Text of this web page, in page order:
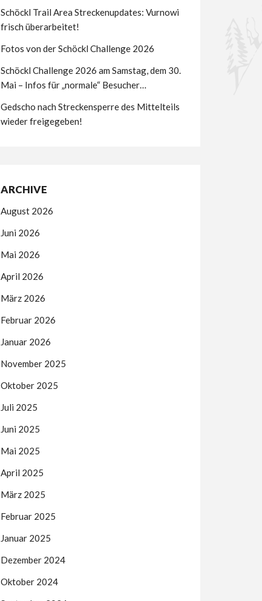
Schöckl Trail Area Streckenupdates: Vurnowi
frisch überarbeitet!
Fotos von der Schöckl Challenge 2026
Schöckl Challenge 2026 am Samstag, dem 30.
Mai – Infos für „normale“ Besucher…
Gedscho nach Streckensperre des Mittelteils
wieder freigegeben!
ARCHIVE
August 2026
Juni 2026
Mai 2026
April 2026
März 2026
Februar 2026
Januar 2026
November 2025
Oktober 2025
Juli 2025
Juni 2025
Mai 2025
April 2025
März 2025
Februar 2025
Januar 2025
Dezember 2024
Oktober 2024